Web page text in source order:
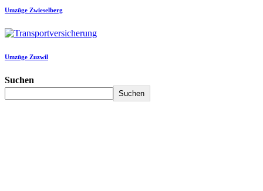
Umzüge Zwieselberg
Umzüge Zuzwil
Suchen
Suchen